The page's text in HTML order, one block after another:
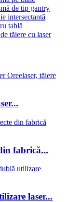
de tip gantry
intersectantă
tablă
tăiere cu laser
fabrică...
laser...